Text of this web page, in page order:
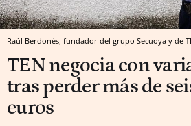
Raúl Berdonés, fundador del grupo Secuoya y de
TEN negocia con
tras perder más de
euros